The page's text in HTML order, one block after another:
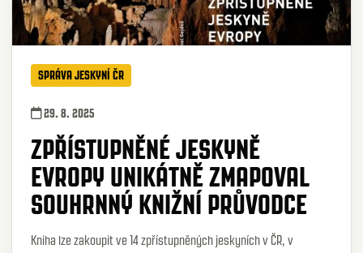
SPRÁVA JESKYNÍ ČR
29. 8. 2025
ZPŘÍSTUPNĚNÉ JESKYNĚ
EVROPY UNIKÁTNĚ ZMAPOVAL
SOUHRNNÝ KNIŽNÍ PRŮVODCE
Kniha lze zakoupit ve 14 zpřístupněných jeskyních v ČR, v